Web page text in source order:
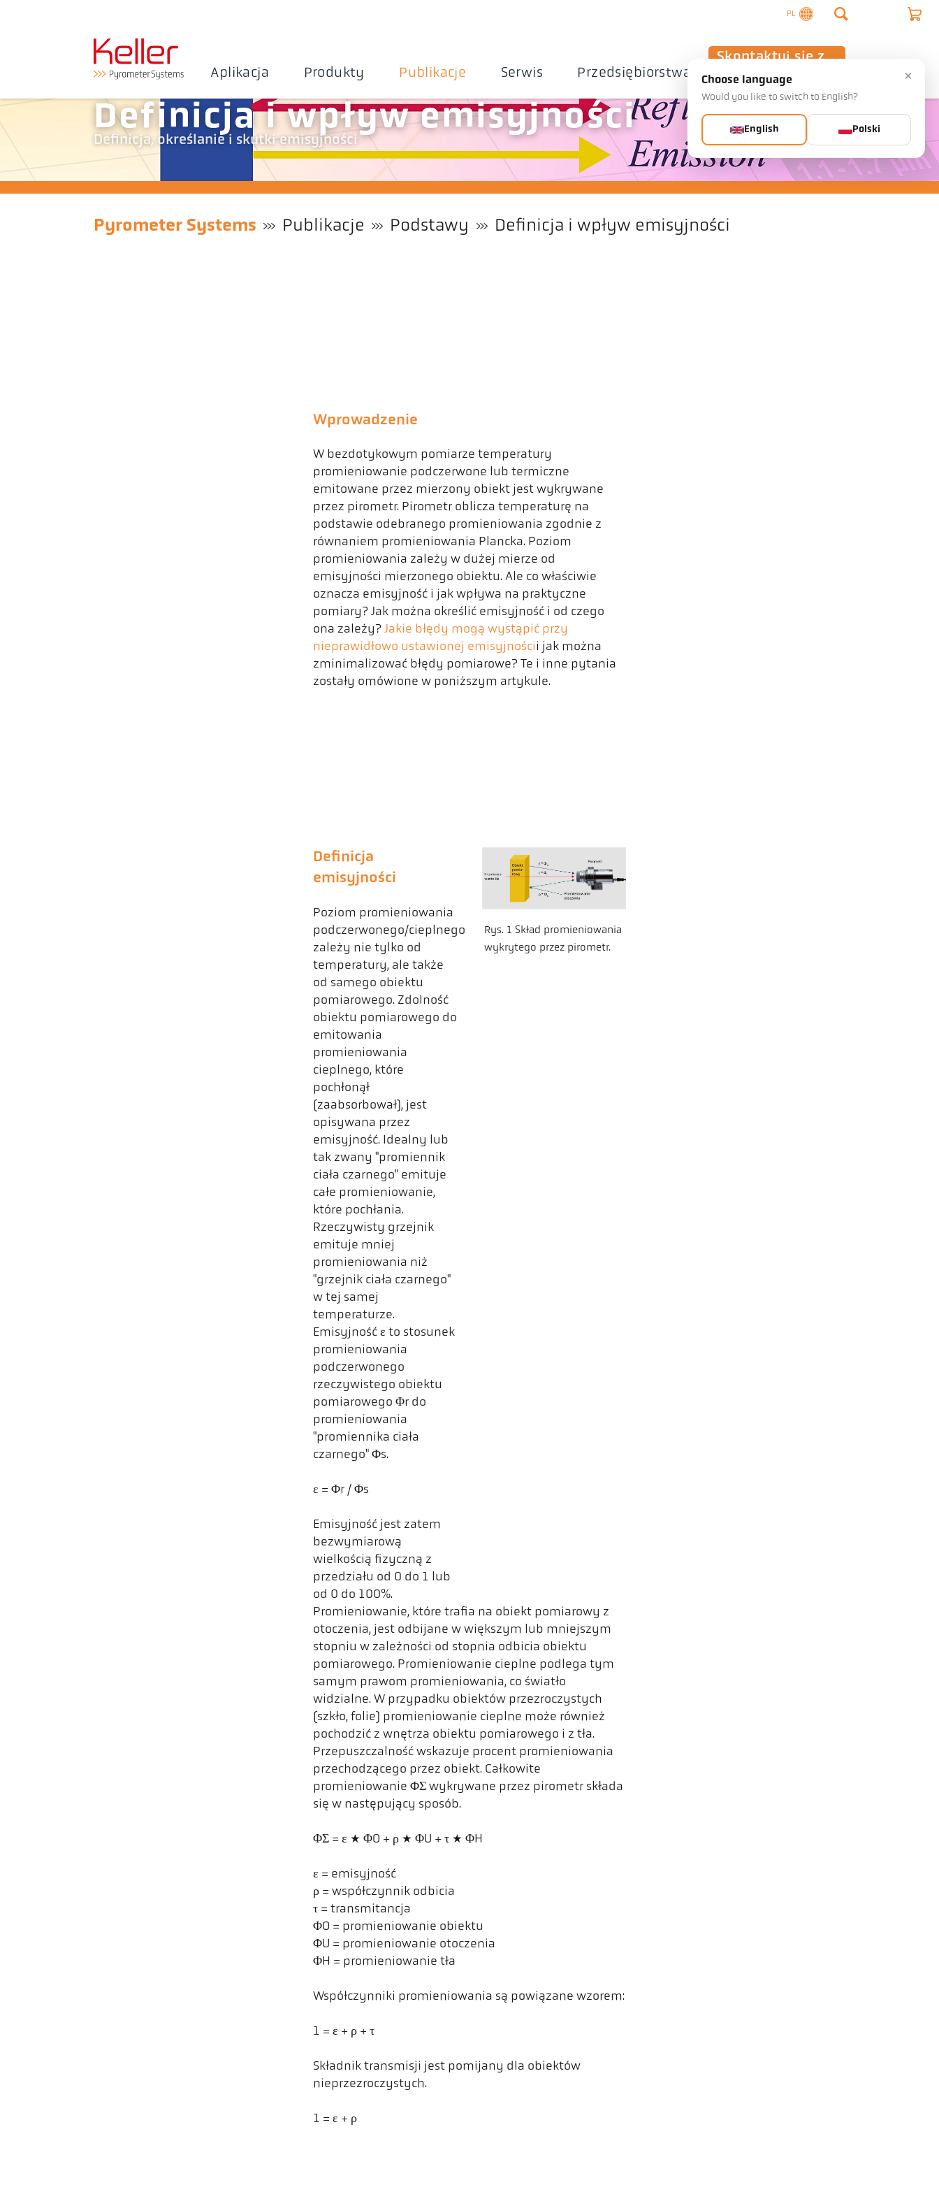
PL
Aplikacja Produkty Publikacje Serwis Przedsiębiorstwa
Skontaktuj się z
nami
Definicja i wpływ emisyjności
Definicja, określanie i skutki emisyjności
Pyrometer Systems Publikacje Podstawy Definicja i wpływ emisyjności
Wprowadzenie
W bezdotykowym pomiarze temperatury
promieniowanie podczerwone lub termiczne
emitowane przez mierzony obiekt jest wykrywane
przez pirometr. Pirometr oblicza temperaturę na
podstawie odebranego promieniowania zgodnie z
równaniem promieniowania Plancka. Poziom
promieniowania zależy w dużej mierze od
emisyjności mierzonego obiektu. Ale co właściwie
oznacza emisyjność i jak wpływa na praktyczne
pomiary? Jak można określić emisyjność i od czego
ona zależy? Jakie błędy mogą wystąpić przy
nieprawidłowo ustawionej emisyjnościi jak można
zminimalizować błędy pomiarowe? Te i inne pytania
zostały omówione w poniższym artykule.
Definicja
emisyjności
Poziom promieniowania
podczerwonego/cieplnego
zależy nie tylko od
temperatury, ale także
od samego obiektu
pomiarowego. Zdolność
obiektu pomiarowego do
emitowania
promieniowania
cieplnego, które
pochłonął
(zaabsorbował), jest
opisywana przez
emisyjność. Idealny lub
tak zwany "promiennik
ciała czarnego" emituje
całe promieniowanie,
które pochłania.
Rzeczywisty grzejnik
emituje mniej
promieniowania niż
"grzejnik ciała czarnego"
w tej samej
temperaturze.
Emisyjność ε to stosunek
promieniowania
podczerwonego
rzeczywistego obiektu
pomiarowego Φr do
promieniowania
"promiennika ciała
czarnego" Φs.
ε = Φr / Φs
Emisyjność jest zatem
bezwymiarową
wielkością fizyczną z
przedziału od 0 do 1 lub
od 0 do 100%.
Rys. 1 Skład promieniowania
wykrytego przez pirometr.
Promieniowanie, które trafia na obiekt pomiarowy z
otoczenia, jest odbijane w większym lub mniejszym
stopniu w zależności od stopnia odbicia obiektu
pomiarowego. Promieniowanie cieplne podlega tym
samym prawom promieniowania, co światło
widzialne. W przypadku obiektów przezroczystych
(szkło, folie) promieniowanie cieplne może również
pochodzić z wnętrza obiektu pomiarowego i z tła.
Przepuszczalność wskazuje procent promieniowania
przechodzącego przez obiekt. Całkowite
promieniowanie ΦΣ wykrywane przez pirometr składa
się w następujący sposób.
ΦΣ = ε * ΦO + ρ * ΦU + τ * ΦH
ε = emisyjność
ρ = współczynnik odbicia
τ = transmitancja
ΦO = promieniowanie obiektu
ΦU = promieniowanie otoczenia
ΦH = promieniowanie tła
Współczynniki promieniowania są powiązane wzorem:
1 = ε + ρ + τ
Składnik transmisji jest pomijany dla obiektów
nieprzezroczystych.
1 = ε + ρ
×
Choose language
Would you like to switch to English?
English Polski